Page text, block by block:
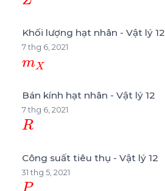
Khối lượng hạt nhân - Vật lý 12
7 thg 6, 2021
mX
Bán kính hạt nhân - Vật lý 12
7 thg 6, 2021
R
Công suất tiêu thụ - Vật lý 12
31 thg 5, 2021
P